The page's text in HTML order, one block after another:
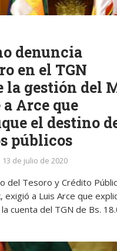
denuncia
en el TGN
la gestión del
Arce que
el destino
públicos
13 de julio de 2020
del Tesoro y Crédito
exigió a Luis Arce que
cuenta del TGN de Bs.